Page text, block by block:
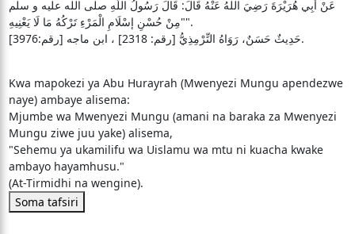
عَنْ أَبِي هُرَيْرَةَ رَضِيَ اللهُ عَنْهُ قَالَ: قَالَ رَسُولُ اللَّهِ صلى الله عليه و سلم
"مِنْ حُسْنِ إسْلَامِ الْمَرْءِ تَرْكُهُ مَا لَا يَعْنِيهِ".
حَدِيثٌ حَسَنٌ، رَوَاهُ التِّرْمِذِيُّ [رقم: 2318] ، ابن ماجه [رقم:3976].
Kwa mapokezi ya Abu Hurayrah (Mwenyezi Mungu apendezwe
naye) ambaye alisema:
Mjumbe wa Mwenyezi Mungu (amani na baraka za Mwenyezi
Mungu ziwe juu yake) alisema,
"Sehemu ya ukamilifu wa Uislamu wa mtu ni kuacha kwake
ambayo hayamhusu."
(At-Tirmidhi na wengine).
Soma tafsiri